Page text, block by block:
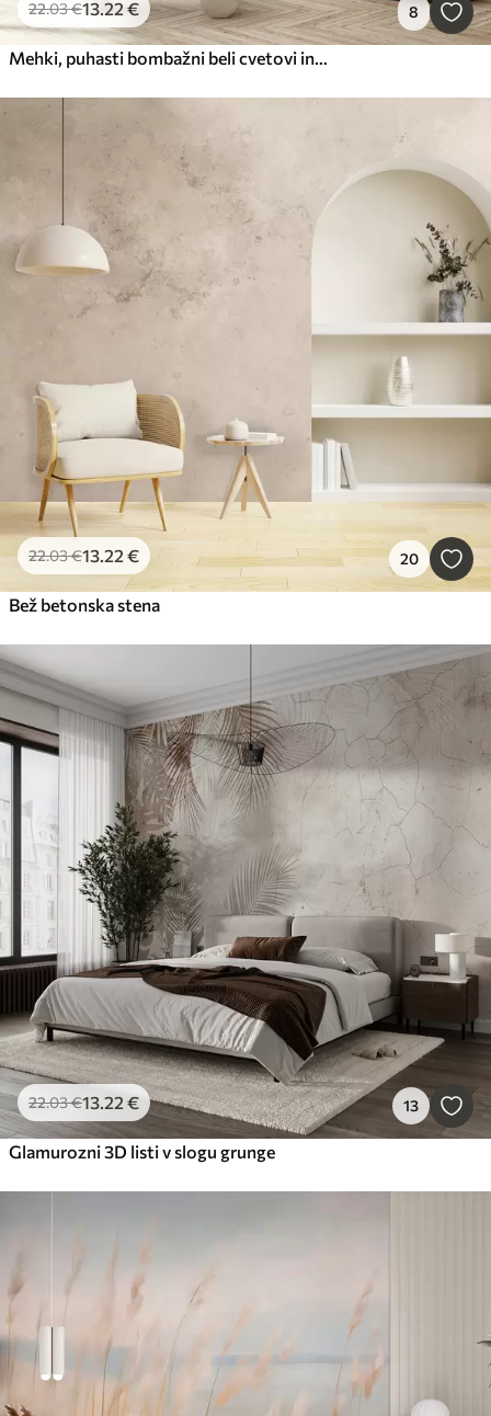
22.03€13.22€ 8
Mehki, puhasti bombažni beli cvetovi in visoke oranžne trave s kolčki na ozadju v bež barvi z utišano teksturo
22.03€13.22 € 20
Bež betonska stena
22.03€13.22 € 13
Glamurozni 3D listi v slogu grunge